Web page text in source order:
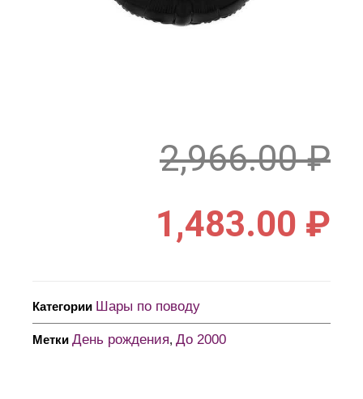
2,966.00₽
1,483.00 ₽
Категории Шары по поводу
Метки День рождения, До 2000